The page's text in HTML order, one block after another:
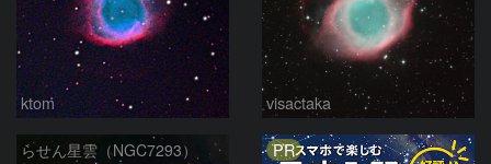
ktom visactaka
らせん星雲（NGC7293） PR